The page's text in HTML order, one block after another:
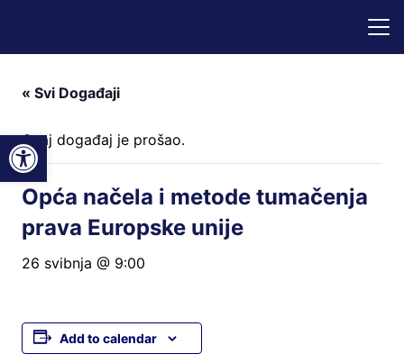
« Svi Događaji
Ovaj događaj je prošao.
Opća načela i metode tumačenja
prava Europske unije
26 svibnja @ 9:00
Add to calendar
Open toolbar